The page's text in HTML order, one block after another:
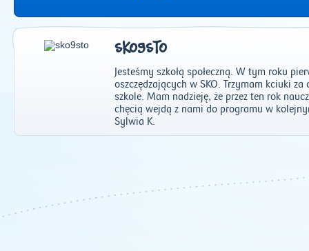
SKO9STO
Jesteśmy szkołą społeczną. W tym roku
oszczędzających w SKO. Trzymam kciuki
szkole. Mam nadzieję, że przez ten rok
chęcią wejdą z nami do programu w
Sylwia K.